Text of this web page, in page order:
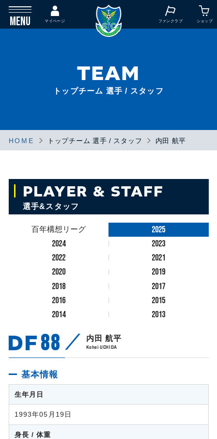
MENU マイページ ファンクラブ ショップ
TEAM
トップチーム 選手 / スタッフ
HOME トップチーム 選手 / スタッフ 内田 航平
PLAYER & STAFF
選手&スタッフ
百年構想リーグ
2025
2024
2023
2022
2021
2020
2019
2018
2017
2016
2015
2014
2013
DF88 内田 航平
Kohei UCHIDA
基本情報
生年月日
1993年05月19日
身長 / 体重